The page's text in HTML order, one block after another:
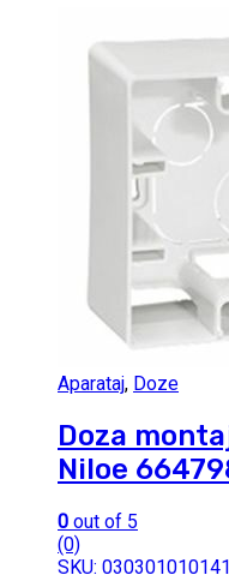
Aparataj, Doze
Doza
Niloe
0 out of 5
(0)
SKU: